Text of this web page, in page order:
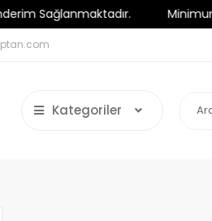
Sağlanmaktadır. Minimum
Kategoriler